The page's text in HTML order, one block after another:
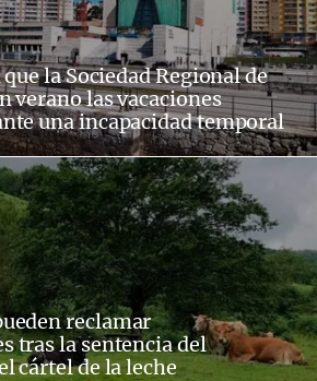
la Sociedad Regional de
verano las vacaciones
una incapacidad temporal
reclamar
tras la sentencia del
cártel de la leche